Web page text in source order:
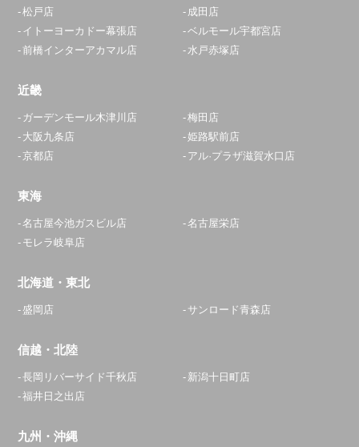
0120-268-195
11:30～20:00
046-207-5099
浦安店
11:00～23:00
定休日：年中無休
047-718-5596
松戸店
成田店
イトーヨーカドー幕張店
ベルモール宇都宮店
前橋インターアカマル店
水戸赤塚店
近畿
ガーデンモール木津川店
梅田店
大阪九条店
姫路駅前店
京都店
アル·プラザ滋賀水口店
東海
名古屋今池ガスビル店
名古屋栄店
モレラ岐阜店
北海道・東北
盛岡店 サンロード青森店
信越・北陸
長岡リバーサイド千秋店
新潟十日町店
福井日之出店
九州・沖縄